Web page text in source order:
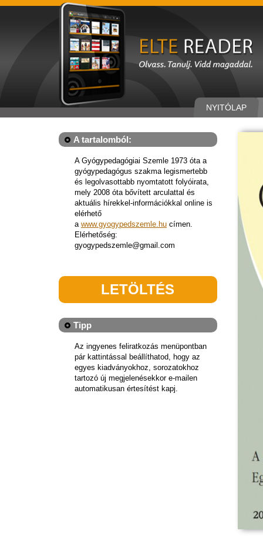
NYITÓLAP
A tartalomból:
A Gyógypedagógiai Szemle 1973 óta a
gyógypedagógus szakma legismertebb
és legolvasottabb nyomtatott folyóirata,
mely 2008 óta bővített arculattal és
aktuális hírekkel-információkkal online is
elérhető
a www.gyogypedszemle.hu címen.
Elérhetőség:
gyogypedszemle@gmail.com
LETÖLTÉS
Tipp
Az ingyenes feliratkozás menüpontban
pár kattintással beállíthatod, hogy az
egyes kiadványokhoz, sorozatokhoz
tartozó új megjelenésekkor e-mailen
automatikusan értesítést kapj.